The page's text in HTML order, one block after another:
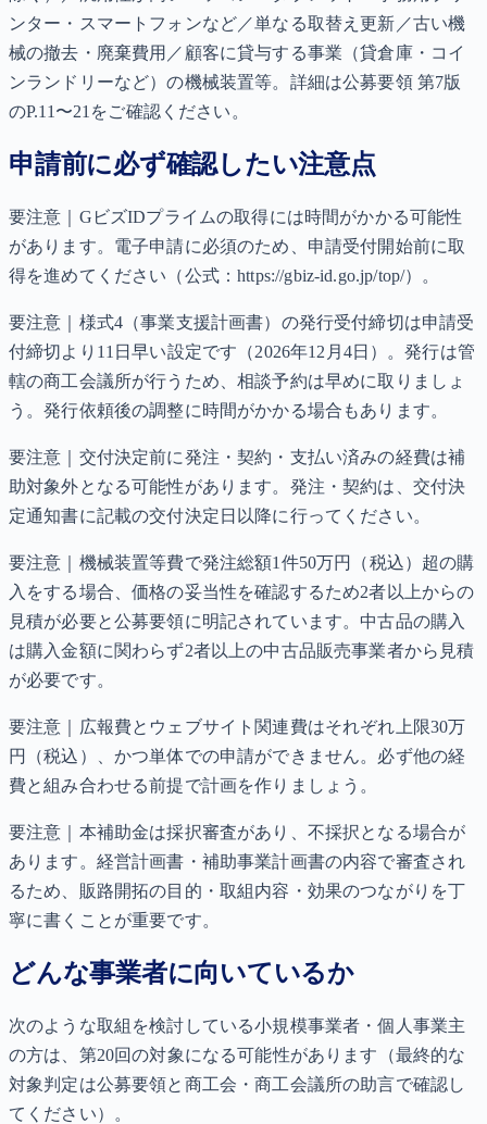
ンター・スマートフォンなど／単なる取替え更新／古い機
械の撤去・廃棄費用／顧客に貸与する事業（貸倉庫・コイ
ンランドリーなど）の機械装置等。詳細は公募要領 第7版
のP.11〜21をご確認ください。
申請前に必ず確認したい注意点
要注意｜GビズIDプライムの取得には時間がかかる可能性
があります。電子申請に必須のため、申請受付開始前に取
得を進めてください（公式：https://gbiz-id.go.jp/top/）。
要注意｜様式4（事業支援計画書）の発行受付締切は申請受
付締切より11日早い設定です（2026年12月4日）。発行は管
轄の商工会議所が行うため、相談予約は早めに取りましょ
う。発行依頼後の調整に時間がかかる場合もあります。
要注意｜交付決定前に発注・契約・支払い済みの経費は補
助対象外となる可能性があります。発注・契約は、交付決
定通知書に記載の交付決定日以降に行ってください。
要注意｜機械装置等費で発注総額1件50万円（税込）超の購
入をする場合、価格の妥当性を確認するため2者以上からの
見積が必要と公募要領に明記されています。中古品の購入
は購入金額に関わらず2者以上の中古品販売事業者から見積
が必要です。
要注意｜広報費とウェブサイト関連費はそれぞれ上限30万
円（税込）、かつ単体での申請ができません。必ず他の経
費と組み合わせる前提で計画を作りましょう。
要注意｜本補助金は採択審査があり、不採択となる場合が
あります。経営計画書・補助事業計画書の内容で審査され
るため、販路開拓の目的・取組内容・効果のつながりを丁
寧に書くことが重要です。
どんな事業者に向いているか
次のような取組を検討している小規模事業者・個人事業主
の方は、第20回の対象になる可能性があります（最終的な
対象判定は公募要領と商工会・商工会議所の助言で確認し
てください）。